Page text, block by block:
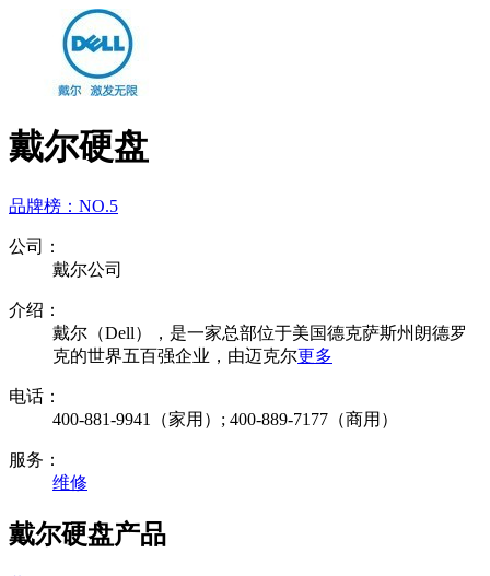
戴尔硬盘
品牌榜： NO.5
公司：
戴尔公司
介绍：
戴尔（Dell），是一家总部位于美国德克萨斯州朗德罗
克的世界五百强企业，由迈克尔更多
电话：
400-881-9941（家用）; 400-889-7177（商用）
服务：
维修
戴尔硬盘产品